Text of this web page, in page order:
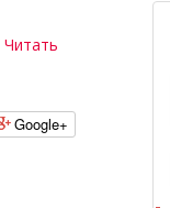
Читать
Google+